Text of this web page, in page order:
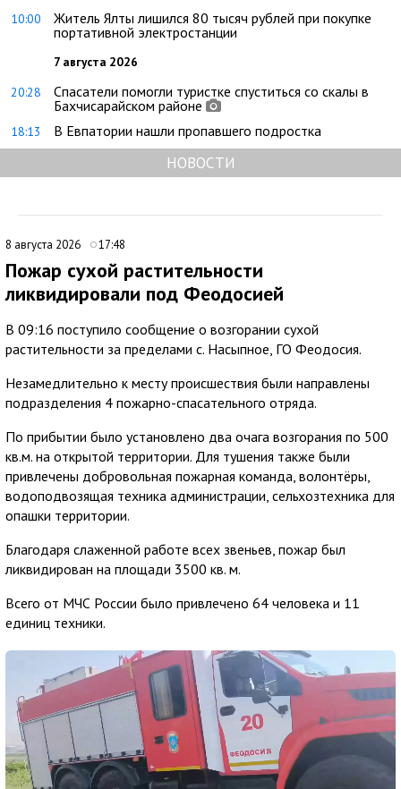
10:00
Житель Ялты лишился 80 тысяч рублей при покупке
портативной электростанции
7 августа 2026
20:28
Спасатели помогли туристке спуститься со скалы в
Бахчисарайском районе
18:13 В Евпатории нашли пропавшего подростка
НОВОСТИ
8 августа 2026 17:48
Пожар сухой растительности
ликвидировали под Феодосией
В 09:16 поступило сообщение о возгорании сухой
растительности за пределами с. Насыпное, ГО Феодосия.
Незамедлительно к месту происшествия были направлены
подразделения 4 пожарно-спасательного отряда.
По прибытии было установлено два очага возгорания по 500
кв.м. на открытой территории. Для тушения также были
привлечены добровольная пожарная команда, волонтёры,
водоподвозящая техника администрации, сельхозтехника для
опашки территории.
Благодаря слаженной работе всех звеньев, пожар был
ликвидирован на площади 3500 кв. м.
Всего от МЧС России было привлечено 64 человека и 11
единиц техники.